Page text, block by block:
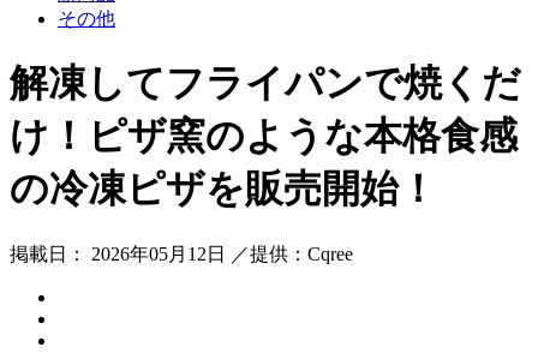
その他
解凍してフライパンで焼くだ
け！ピザ窯のような本格食感
の冷凍ピザを販売開始！
掲載日： 2026年05月12日 ／提供：Cqree